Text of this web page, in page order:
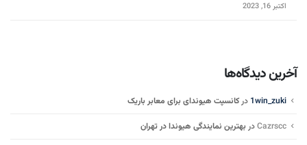
اکتبر 16, 2023
آخرین دیدگاه‌ها
1win_zuki درکانسپت هیوندای برای معابر باریک
Cazrsccدر بهترین نمایندگی هیوندا در تهران